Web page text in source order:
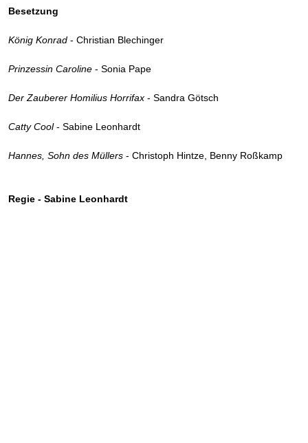
Besetzung
König Konrad - Christian Blechinger
Prinzessin Caroline - Sonia Pape
Der Zauberer Homilius Horrifax - Sandra Götsch
Catty Cool- Sabine Leonhardt
Hannes, Sohn des Müllers - Christoph Hintze, Benny Roßkamp
Regie - Sabine Leonhardt